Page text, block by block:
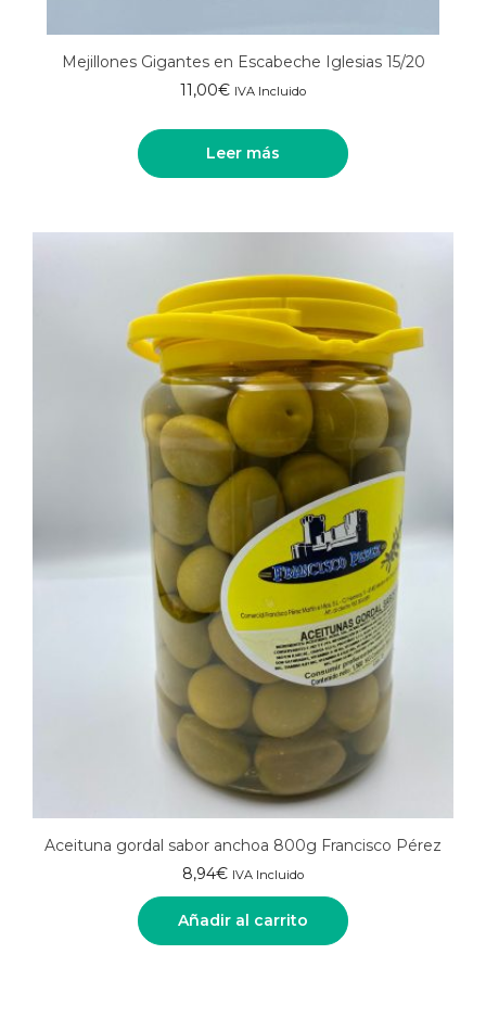
Mejillones Gigantes en Escabeche Iglesias 15/20
11,00€ IVA Incluido
Leer más
Aceituna gordal sabor anchoa 800g Francisco Pérez
8,94€ IVA Incluido
Añadir al carrito